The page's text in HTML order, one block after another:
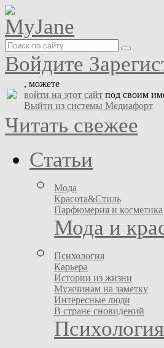
Войдите
, можете
войти на этот сайт под своим
Выйти из системы Медиафорт
Читать свежее
Статьи
Мода
Красота&Стиль
Парфюмерия и косметика
Мода и
Психология
Карьера
Истории из жизни
Мужчинам на заметку
Интересные люди
В стране сновидений
Психология